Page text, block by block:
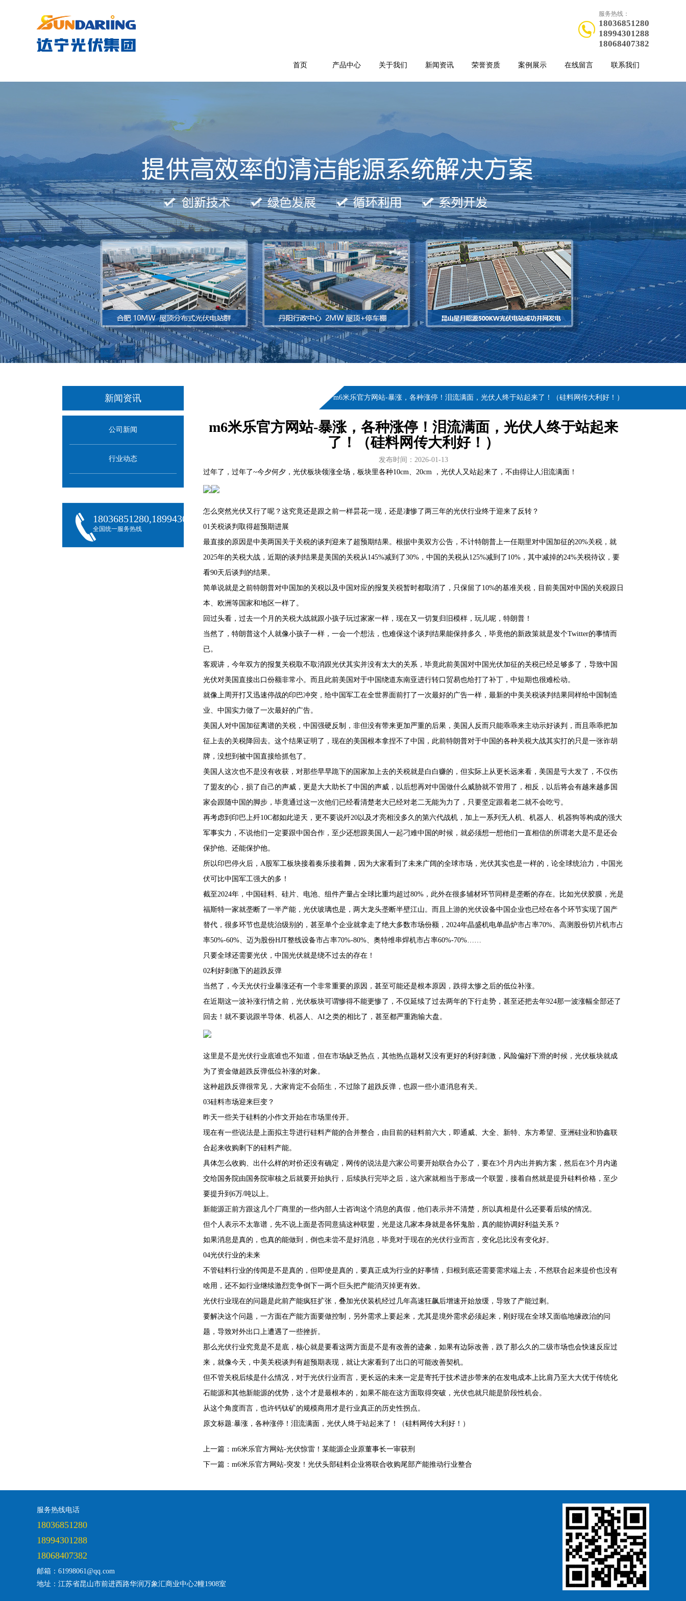
服务热线：
18036851280
18994301288
18068407382
首页 产品中心 关于我们 新闻资讯 荣誉资质 案例展示 在线留言 联系我们
新闻资讯
公司新闻
行业动态
18036851280,18994301288,18068407382
全国统一服务热线
>m6米乐官方网站-暴涨，各种涨停！泪流满面，光伏人终于站起来了！（硅料网传大利好！）
m6米乐官方网站-暴涨，各种涨停！泪流满面，光伏人终于站起来
了！（硅料网传大利好！）
发布时间：2026-01-13
过年了，过年了~今夕何夕，光伏板块领涨全场，板块里各种10cm、20cm ，光伏人又站起来了，不由得让人泪流满面！
怎么突然光伏又行了呢？这究竟还是跟之前一样昙花一现，还是凄惨了两三年的光伏行业终于迎来了反转？
01关税谈判取得超预期进展
最直接的原因是中美两国关于关税的谈判迎来了超预期结果。根据中美双方公告，不计特朗普上一任期里对中国加征的20%关税，就
2025年的关税大战，近期的谈判结果是美国的关税从145%减到了30%，中国的关税从125%减到了10%，其中减掉的24%关税待议，要
看90天后谈判的结果。
简单说就是之前特朗普对中国加的关税以及中国对应的报复关税暂时都取消了，只保留了10%的基准关税，目前美国对中国的关税跟日
本、欧洲等国家和地区一样了。
回过头看，过去一个月的关税大战就跟小孩子玩过家家一样，现在又一切复归旧模样，玩儿呢，特朗普！
当然了，特朗普这个人就像小孩子一样，一会一个想法，也难保这个谈判结果能保持多久，毕竟他的新政策就是发个Twitter的事情而
已。
客观讲，今年双方的报复关税取不取消跟光伏其实并没有太大的关系，毕竟此前美国对中国光伏加征的关税已经足够多了，导致中国
光伏对美国直接出口份额非常小。而且此前美国对于中国绕道东南亚进行转口贸易也给打了补丁，中短期也很难松动。
就像上周开打又迅速停战的印巴冲突，给中国军工在全世界面前打了一次最好的广告一样，最新的中美关税谈判结果同样给中国制造
业、中国实力做了一次最好的广告。
美国人对中国加征离谱的关税，中国强硬反制，非但没有带来更加严重的后果，美国人反而只能乖乖来主动示好谈判，而且乖乖把加
征上去的关税降回去。这个结果证明了，现在的美国根本拿捏不了中国，此前特朗普对于中国的各种关税大战其实打的只是一张诈胡
牌，没想到被中国直接给抓包了。
美国人这次也不是没有收获，对那些早早跪下的国家加上去的关税就是白白赚的，但实际上从更长远来看，美国是亏大发了，不仅伤
了盟友的心，损了自己的声威，更是大大助长了中国的声威，以后想再对中国做什么威胁就不管用了，相反，以后将会有越来越多国
家会跟随中国的脚步，毕竟通过这一次他们已经看清楚老大已经对老二无能为力了，只要坚定跟着老二就不会吃亏。
再考虑到印巴上歼10C都如此逆天，更不要说歼20以及才亮相没多久的第六代战机，加上一系列无人机、机器人、机器狗等构成的强大
军事实力，不说他们一定要跟中国合作，至少还想跟美国人一起刁难中国的时候，就必须想一想他们一直相信的所谓老大是不是还会
保护他、还能保护他。
所以印巴停火后，A股军工板块接着奏乐接着舞，因为大家看到了未来广阔的全球市场，光伏其实也是一样的，论全球统治力，中国光
伏可比中国军工强大的多！
截至2024年，中国硅料、硅片、电池、组件产量占全球比重均超过80%，此外在很多辅材环节同样是垄断的存在。比如光伏胶膜，光是
福斯特一家就垄断了一半产能，光伏玻璃也是，两大龙头垄断半壁江山。而且上游的光伏设备中国企业也已经在各个环节实现了国产
替代，很多环节也是统治级别的，甚至单个企业就拿走了绝大多数市场份额，2024年晶盛机电单晶炉市占率70%、高测股份切片机市占
率50%-60%、迈为股份HJT整线设备市占率70%-80%、奥特维串焊机市占率60%-70%……
只要全球还需要光伏，中国光伏就是绕不过去的存在！
02利好刺激下的超跌反弹
当然了，今天光伏行业暴涨还有一个非常重要的原因，甚至可能还是根本原因，跌得太惨之后的低位补涨。
在近期这一波补涨行情之前，光伏板块可谓惨得不能更惨了，不仅延续了过去两年的下行走势，甚至还把去年924那一波涨幅全部还了
回去！就不要说跟半导体、机器人、AI之类的相比了，甚至都严重跑输大盘。
这里是不是光伏行业底谁也不知道，但在市场缺乏热点，其他热点题材又没有更好的利好刺激，风险偏好下滑的时候，光伏板块就成
为了资金做超跌反弹低位补涨的对象。
这种超跌反弹很常见，大家肯定不会陌生，不过除了超跌反弹，也跟一些小道消息有关。
03硅料市场迎来巨变？
昨天一些关于硅料的小作文开始在市场里传开。
现在有一些说法是上面拟主导进行硅料产能的合并整合，由目前的硅料前六大，即通威、大全、新特、东方希望、亚洲硅业和协鑫联
合起来收购剩下的硅料产能。
具体怎么收购、出什么样的对价还没有确定，网传的说法是六家公司要开始联合办公了，要在3个月内出并购方案，然后在3个月内递
交给国务院由国务院审核之后就要开始执行，后续执行完毕之后，这六家就相当于形成一个联盟，接着自然就是提升硅料价格，至少
要提升到6万/吨以上。
新能源正前方跟这几个厂商里的一些内部人士咨询这个消息的真假，他们表示并不清楚，所以真相是什么还要看后续的情况。
但个人表示不太靠谱，先不说上面是否同意搞这种联盟，光是这几家本身就是各怀鬼胎，真的能协调好利益关系？
如果消息是真的，也真的能做到，倒也未尝不是好消息，毕竟对于现在的光伏行业而言，变化总比没有变化好。
04光伏行业的未来
不管硅料行业的传闻是不是真的，但即使是真的，要真正成为行业的好事情，归根到底还需要需求端上去，不然联合起来提价也没有
啥用，还不如行业继续激烈竞争倒下一两个巨头把产能消灭掉更有效。
光伏行业现在的问题是此前产能疯狂扩张，叠加光伏装机经过几年高速狂飙后增速开始放缓，导致了产能过剩。
要解决这个问题，一方面在产能方面要做控制，另外需求上要起来，尤其是境外需求必须起来，刚好现在全球又面临地缘政治的问
题，导致对外出口上遭遇了一些挫折。
那么光伏行业究竟是不是底，核心就是要看这两方面是不是有改善的迹象，如果有边际改善，跌了那么久的二级市场也会快速反应过
来，就像今天，中美关税谈判有超预期表现，就让大家看到了出口的可能改善契机。
但不管关税后续是什么情况，对于光伏行业而言，更长远的未来一定是寄托于技术进步带来的在发电成本上比肩乃至大大优于传统化
石能源和其他新能源的优势，这个才是最根本的，如果不能在这方面取得突破，光伏也就只能是阶段性机会。
从这个角度而言，也许钙钛矿的规模商用才是行业真正的历史性拐点。
原文标题:暴涨，各种涨停！泪流满面，光伏人终于站起来了！（硅料网传大利好！）
上一篇： m6米乐官方网站-光伏惊雷！某能源企业原董事长一审获刑
下一篇： m6米乐官方网站-突发！光伏头部硅料企业将联合收购尾部产能推动行业整合
服务热线电话
18036851280
18994301288
18068407382
邮箱：61998061@qq.com
地址：江苏省昆山市前进西路华润万象汇商业中心2幢1908室